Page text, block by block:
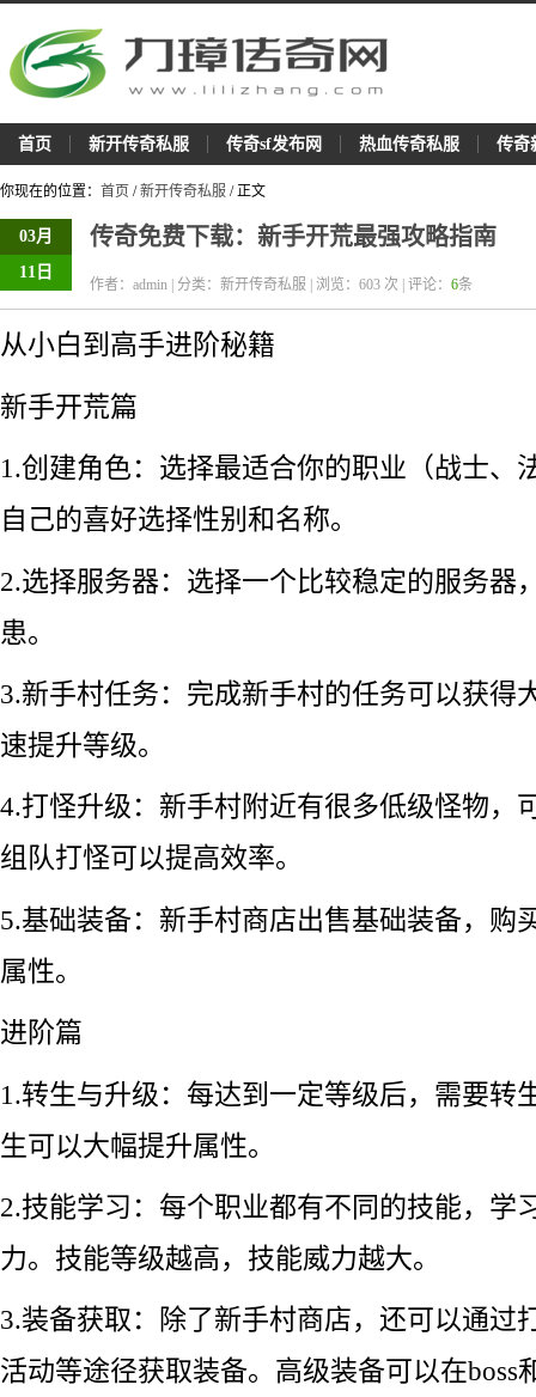
首页 新开传奇私服 传奇sf发布网 热血传奇私服 传奇
你现在的位置： 首页 /新开传奇私服 / 正文
03月
11日
传奇免费下载：新手开荒最强攻略指南
作者：admin | 分类：新开传奇私服 | 浏览： 603 次 | 评论： 6条
从小白到高手进阶秘籍
新手开荒篇
1.创建角色：选择最适合你的职业（战士、
自己的喜好选择性别和名称。
2.选择服务器：选择一个比较稳定的服务器
患。
3.新手村任务：完成新手村的任务可以获得
速提升等级。
4.打怪升级：新手村附近有很多低级怪物，
组队打怪可以提高效率。
5.基础装备：新手村商店出售基础装备，购
属性。
进阶篇
1.转生与升级：每达到一定等级后，需要转
生可以大幅提升属性。
2.技能学习：每个职业都有不同的技能，学
力。技能等级越高，技能威力越大。
3.装备获取：除了新手村商店，还可以通过
活动等途径获取装备。高级装备可以在boss